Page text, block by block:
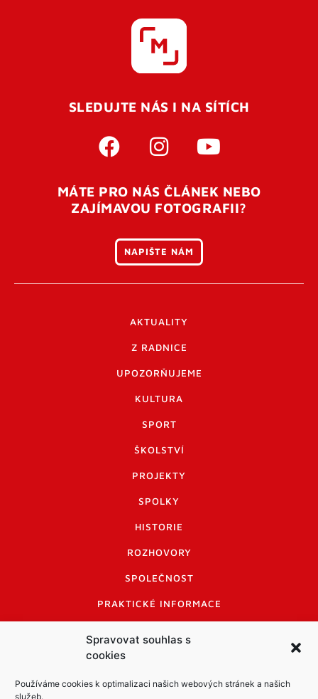
Spravovat souhlas s
cookies
Používáme cookies k optimalizaci našich webových stránek a našich
služeb.
Pro úspěšné dokončení registrace je potřeba
vaší e-mailovouadresu. Po úspěšném odeslání
otevření tohoto odkazu se váš účet ověří a můžete se
přihlásit. Nezapomeňte zkontrolovat složku SPAM ve
SLEDUJTE NÁS I NA SÍTÍCH
MÁTE PRO NÁS ČLÁNEK NEBO
ZAJÍMAVOU FOTOGRAFII?
NAPIŠTE NÁM
AKTUALITY
Z RADNICE
UPOZORŇUJEME
KULTURA
SPORT
ŠKOLSTVÍ
PROJEKTY
SPOLKY
HISTORIE
ROZHOVORY
SPOLEČNOST
PRAKTICKÉ INFORMACE
INFORMACE A KODEX DISKUTUJÍCÍCH
LOGO A LOGO MANUÁL